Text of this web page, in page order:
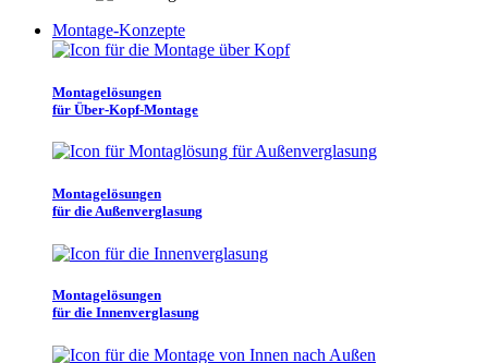
Montage-Konzepte
Montagelösungen
für Über-Kopf-Montage
Montagelösungen
für die Außenverglasung
Montagelösungen
für die Innenverglasung